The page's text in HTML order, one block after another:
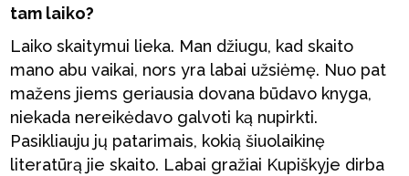
tam laiko?
Laiko skaitymui lieka. Man džiugu, kad skaito
mano abu vaikai, nors yra labai užsiėmę. Nuo pat
mažens jiems geriausia dovana būdavo knyga,
niekada nereikėdavo galvoti ką nupirkti.
Pasikliauju jų patarimais, kokią šiuolaikinę
literatūrą jie skaito. Labai gražiai Kupiškyje dirba